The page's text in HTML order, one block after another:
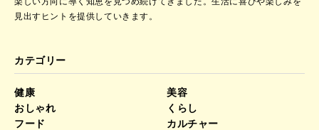
見出すヒントを提供していきます。
カテゴリー
健康
美容
おしゃれ
くらし
フード
カルチャー